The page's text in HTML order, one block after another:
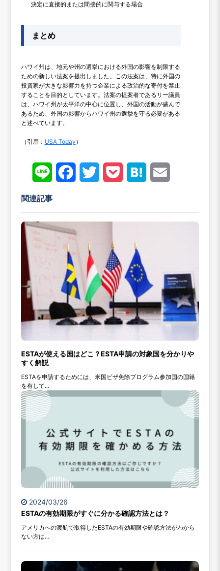
決定に直接的または間接的に関与する場合
まとめ
ハワイ州は、地元や州の選挙における外国の影響を制限する
ための新しい法案を提出しました。この法案は、特に外国の
投資家が大きな影響力を持つ企業による政治的な寄付を禁止
することを目的としています。法案の提案者であるリー議員
は、ハワイ州が太平洋の中心に位置し、外国の活動が盛んで
あるため、外国の影響からハワイ州の選挙を守る必要がある
と述べています。
（引用： USA Today ）
Line Face Twitt Pock Hate
関連記事
ESTAが使える国はどこ？ESTA申請の対象国を分かりや
すく解説
ESTAを申請するためには、米国ビザ免除プログラム参加国の国籍
を有して...
2024/03/26
ESTAの有効期限がすぐに分かる確認方法とは？
アメリカへの渡航で取得したESTAの有効期限や確認方法がわから
ない方は...